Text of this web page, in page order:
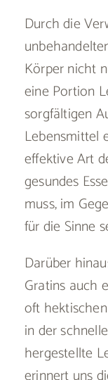
Durch die
Körper nicht
eine Portion
sorgfältigen
Lebensmittel
effektive Art
gesundes
muss, im
für die Sinne
Darüber
Gratins auch
oft
in der
hergestellte